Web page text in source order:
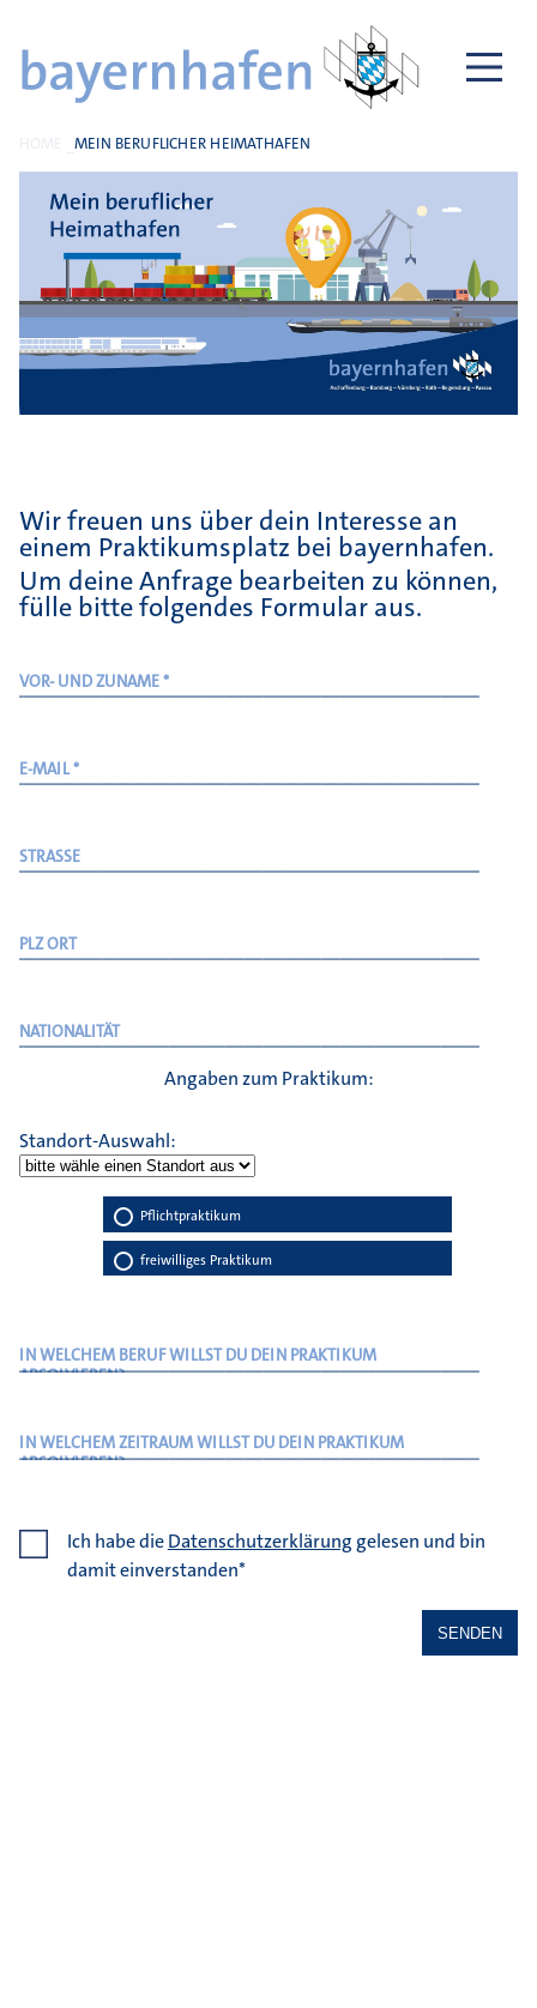
MEIN BERUFLICHER HEIMATHAFEN
Wir freuen uns über dein Interesse an
einem Praktikumsplatz bei bayernhafen.
Um deine Anfrage bearbeiten zu können,
fülle bitte folgendes Formular aus.
VOR- UND ZUNAME *
E-MAIL *
STRASSE
PLZ ORT
NATIONALITÄT
Angaben zum Praktikum:
Standort-Auswahl:
Pflichtpraktikum
freiwilliges Praktikum
IN WELCHEM BERUF WILLST DU DEIN PRAKTIKUM
ABSOLVIEREN?
IN WELCHEM ZEITRAUM WILLST DU DEIN PRAKTIKUM
ABSOLVIEREN?
Ich habe dieDatenschutzerklärung gelesen und bin
damit einverstanden*
SENDEN